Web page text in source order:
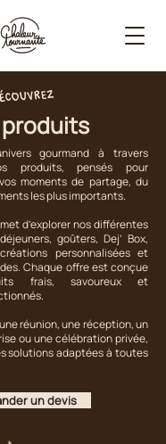
gourmand à travers
produits, pensés pour
moments de partage, du
les plus importants.
d’explorer nos différentes
goûters, Dej’ Box,
personnalisées et
Chaque offre est conçue
frais, savoureux et
réunion, une réception, un
ou une célébration privée,
solutions adaptées à toutes
un devis